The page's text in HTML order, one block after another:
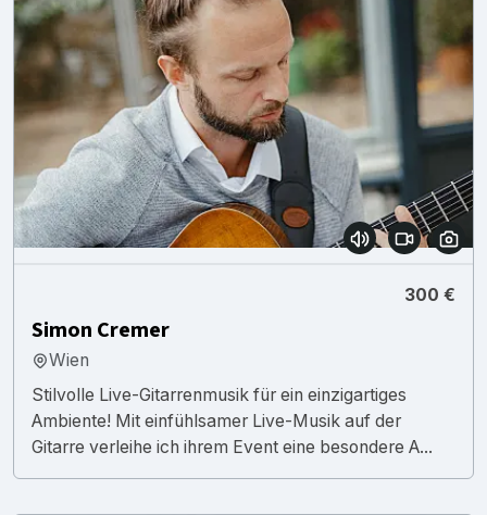
300 €
Simon Cremer
Wien
Stilvolle Live-Gitarrenmusik für ein einzigartiges
Ambiente! Mit einfühlsamer Live-Musik auf der
Gitarre verleihe ich ihrem Event eine besondere A...